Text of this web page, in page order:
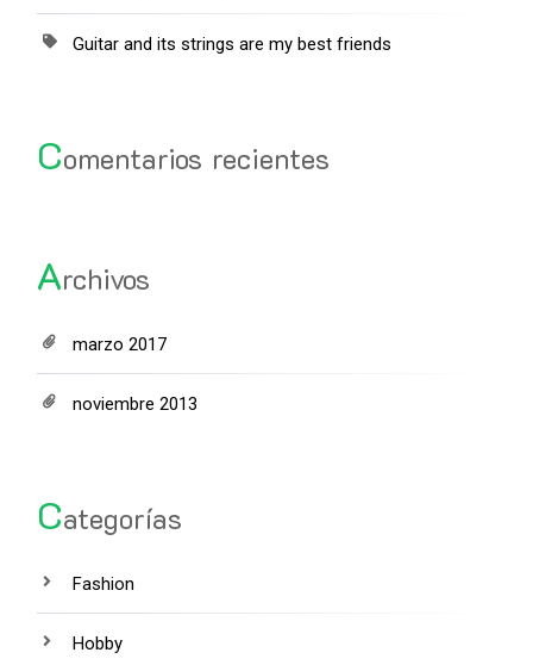
Guitar and its strings are my best friends
Comentarios recientes
Archivos
marzo 2017
noviembre 2013
Categorías
Fashion
Hobby